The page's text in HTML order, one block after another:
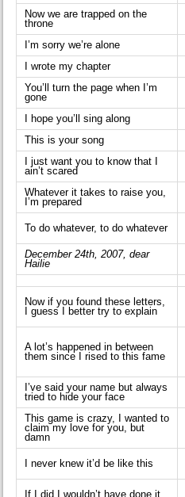
Now we are trapped on the
throne
I’m sorry we’re alone
I wrote my chapter
You’ll turn the page when I’m
gone
I hope you’ll sing along
This is your song
I just want you to know that I
ain’t scared
Whatever it takes to raise you,
I’m prepared
To do whatever, to do whatever
December 24th, 2007, dear
Hailie
Now if you found these letters,
I guess I better try to explain
A lot’s happened in between
them since I rised to this fame
I’ve said your name but always
tried to hide your face
This game is crazy, I wanted to
claim my love for you, but
damn
I never knew it’d be like this